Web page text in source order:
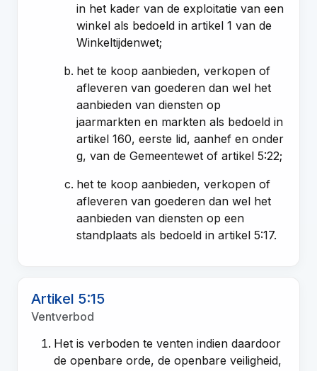
in het kader van de exploitatie van een
winkel als bedoeld in artikel 1 van de
Winkeltijdenwet;
het te koop aanbieden, verkopen of
afleveren van goederen dan wel het
aanbieden van diensten op
jaarmarkten en markten als bedoeld in
artikel 160, eerste lid, aanhef en onder
g, van de Gemeentewet of artikel 5:22;
het te koop aanbieden, verkopen of
afleveren van goederen dan wel het
aanbieden van diensten op een
standplaats als bedoeld in artikel 5:17.
Artikel 5:15
Ventverbod
Het is verboden te venten indien daardoor
de openbare orde, de openbare veiligheid,